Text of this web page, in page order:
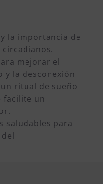
la importancia de
mejorar el
y la desconexión
ritual de sueño
facilite un
saludables para